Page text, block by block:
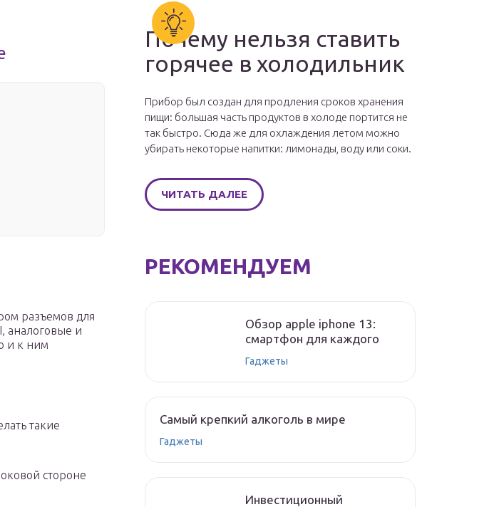
разъемов для
аналоговые и
и к ним
такие
стороне
Почему нельзя ставить
горячее в холодильник
Прибор был создан для продления сроков хранения
пищи: большая часть продуктов в холоде портится не
так быстро. Сюда же для охлаждения летом можно
убирать некоторые напитки: лимонады, воду или соки.
ЧИТАТЬ ДАЛЕЕ
РЕКОМЕНДУЕМ
Обзор apple iphone 13:
смартфон для каждого
Гаджеты
Самый крепкий алкоголь в мире
Гаджеты
Инвестиционный